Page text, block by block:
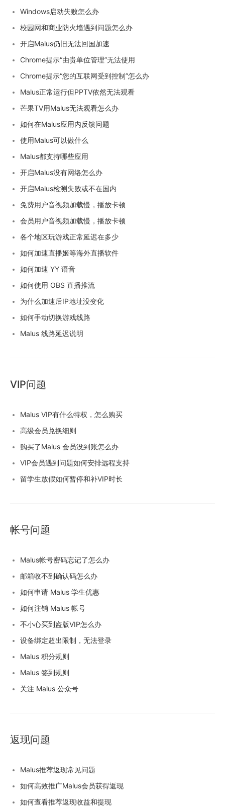
Windows启动失败怎么办
校园网和商业防火墙遇到问题怎么办
开启Malus仍旧无法回国加速
Chrome提示“由贵单位管理”无法使用
Chrome提示“您的互联网受到控制”怎么办
Malus正常运行但PPTV依然无法观看
芒果TV用Malus无法观看怎么办
如何在Malus应用内反馈问题
使用Malus可以做什么
Malus都支持哪些应用
开启Malus没有网络怎么办
开启Malus检测失败或不在国内
免费用户音视频加载慢，播放卡顿
会员用户音视频加载慢，播放卡顿
各个地区玩游戏正常延迟在多少
如何加速直播姬等海外直播软件
如何加速 YY 语音
如何使用 OBS 直播推流
为什么加速后IP地址没变化
如何手动切换游戏线路
Malus 线路延迟说明
VIP问题
Malus VIP有什么特权，怎么购买
高级会员兑换细则
购买了Malus 会员没到账怎么办
VIP会员遇到问题如何安排远程支持
留学生放假如何暂停和补VIP时长
帐号问题
Malus帐号密码忘记了怎么办
邮箱收不到确认码怎么办
如何申请 Malus 学生优惠
如何注销 Malus 帐号
不小心买到盗版VIP怎么办
设备绑定超出限制，无法登录
Malus 积分规则
Malus 签到规则
关注 Malus 公众号
返现问题
Malus推荐返现常见问题
如何高效推广Malus会员获得返现
如何查看推荐返现收益和提现